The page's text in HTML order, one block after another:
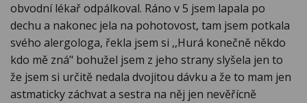
obvodní lékař odpálkoval. Ráno v 5 jsem lapala po
dechu a nakonec jela na pohotovost, tam jsem potkala
svého alergologa, řekla jsem si ,,Hurá konečně někdo
kdo mě zná" bohužel jsem z jeho strany slyšela jen to
že jsem si určitě nedala dvojitou dávku a že to mam jen
astmaticky záchvat a sestra na něj jen nevěřícně